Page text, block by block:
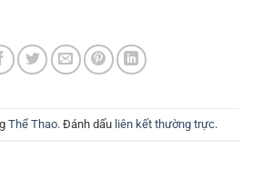
Thể Thao. Đánh dấu liên kết thường trực.